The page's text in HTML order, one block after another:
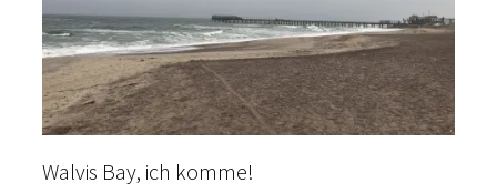
Walvis Bay, ich komme!